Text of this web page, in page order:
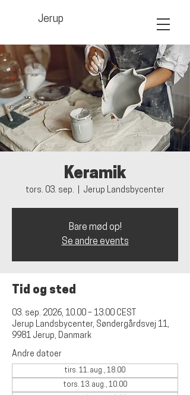
Jerup
Keramik
tors. 03. sep. Jerup Landsbycenter
Bare mød op!
Se andre events
Tid og sted
03. sep. 2026, 10.00 – 13.00 CEST
Jerup Landsbycenter, Søndergårdsvej 11,
9981 Jerup, Danmark
Andre datoer
tirs. 11. aug., 18.00
tors. 13. aug., 10.00